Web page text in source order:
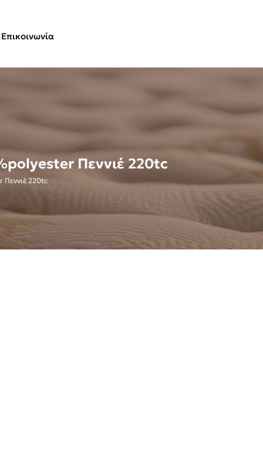
Επικοινωνία
Πεννιέ 220tc
Πεννιέ 220tc